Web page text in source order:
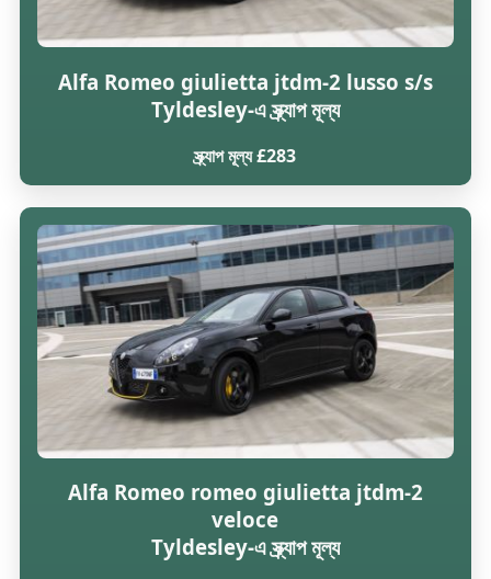
Alfa Romeo giulietta jtdm-2 lusso s/s
Tyldesley-এ স্ক্র্যাপ মূল্য
স্ক্র্যাপ মূল্য £283
Alfa Romeo romeo giulietta jtdm-2
veloce
Tyldesley-এ স্ক্র্যাপ মূল্য